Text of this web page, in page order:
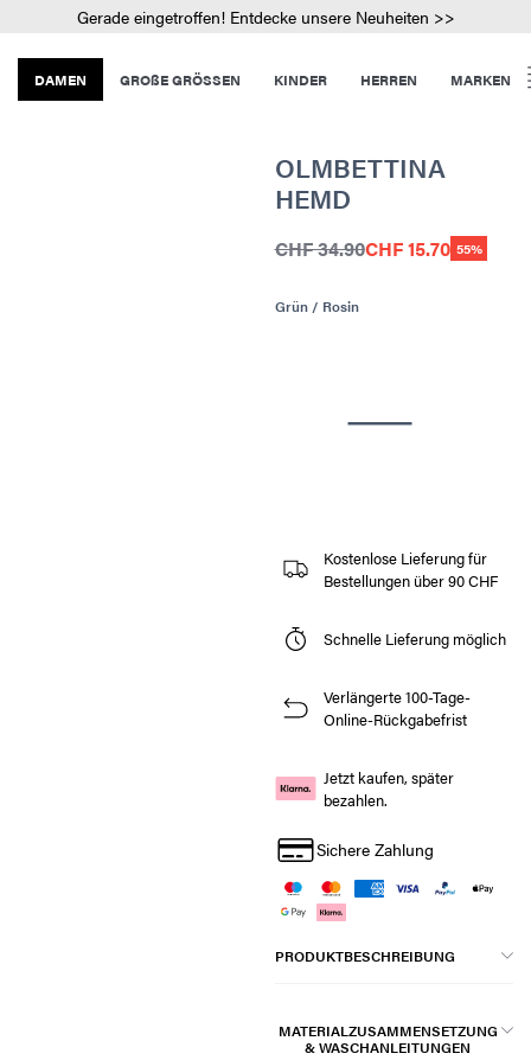
Gerade eingetroffen! Entdecke unsere Neuheiten >>
DAMEN GROßE GRÖSSEN KINDER HERREN MARKEN
OLMBETTINA
HEMD
CHF 34.90CHF 15.70 55%
Grün / Rosin
Kostenlose Lieferung für
Bestellungen über 90 CHF
Schnelle Lieferung möglich
Verlängerte 100-Tage-
Online-Rückgabefrist
Jetzt kaufen, später
bezahlen.
Sichere Zahlung
PRODUKTBESCHREIBUNG
MATERIALZUSAMMENSETZUNG
& WASCHANLEITUNGEN